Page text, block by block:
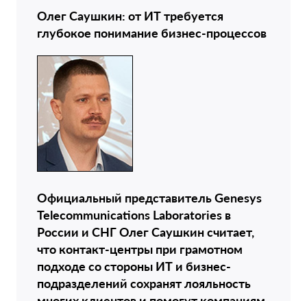
Олег Саушкин: от ИТ требуется
глубокое понимание бизнес-процессов
Официальный представитель Genesys
Telecommunications Laboratories в
России и СНГ Олег Саушкин считает,
что контакт-центры при грамотном
подходе со стороны ИТ и бизнес-
подразделений сохранят лояльность